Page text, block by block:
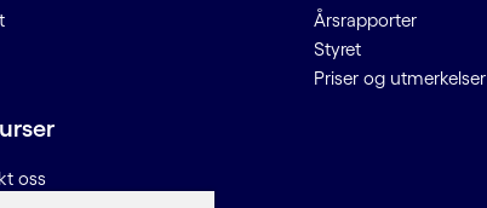
Årsrapporter
Styret
Priser og utmerkelser
oss